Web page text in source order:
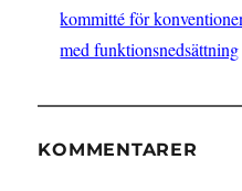
kommitté för
med funktionsnedsättning
KOMMENTARER